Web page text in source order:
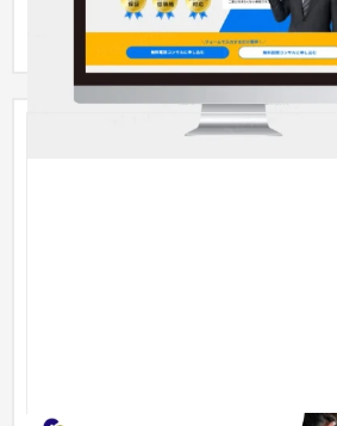
ューをGマップ規約に基づき削除を行う